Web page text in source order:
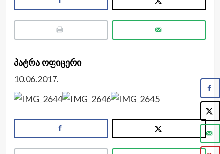
პატრა ოფიცერი
10.06.2017.